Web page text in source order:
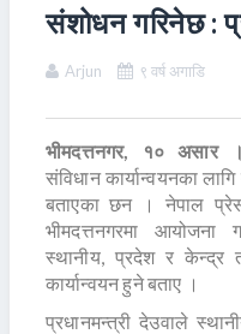
संशोधन गरिनेछ :
Arjun ९ वर्ष अगाडि
भीमदत्तनगर, १० असार ।
संविधान कार्यान्वयनका
बताएका छन । नेपाल
भीमदत्तनगरमा
स्थानीय, प्रदेश र केन्द्र
कार्यान्वयन हुने बताए ।
प्रधानमन्त्री देउवाले